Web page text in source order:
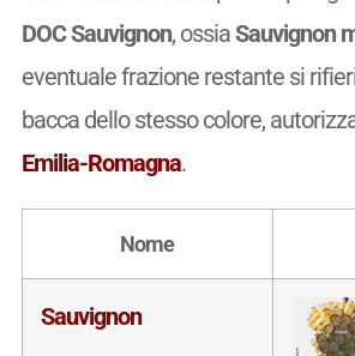
DOC Sauvignon, ossiaSauvignon
eventuale frazione restante si
bacca dello stesso colore,
Emilia-Romagna.
Nome
Sauvignon